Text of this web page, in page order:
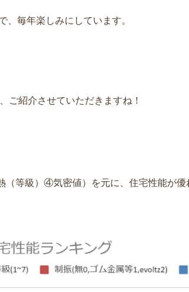
毎年楽しみにしています。
ご紹介させていただきますね！
等級）④気密値）を元に、住宅性能が優